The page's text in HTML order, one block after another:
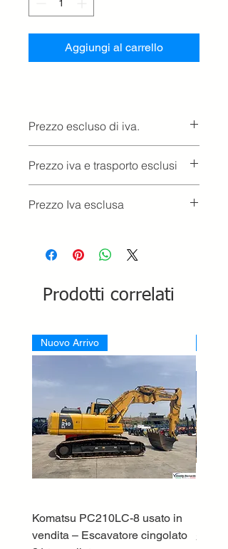
Aggiungi al carrello
Prezzo escluso di iva.
Prezzo iva e trasporto esclusi
Prezzo Iva esclusa
Prodotti correlati
Nuovo Arrivo
Komatsu PC210LC-8 usato in
vendita – Escavatore cingolato
Prezzo